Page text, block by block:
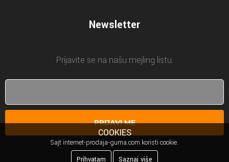
Newsletter
Prijavite se na našu mejling listu.
PRIJAVI ME
COOKIES
Sajt internet-prodaja-guma.com koristi cookie.
Prihvatam
Saznaj više